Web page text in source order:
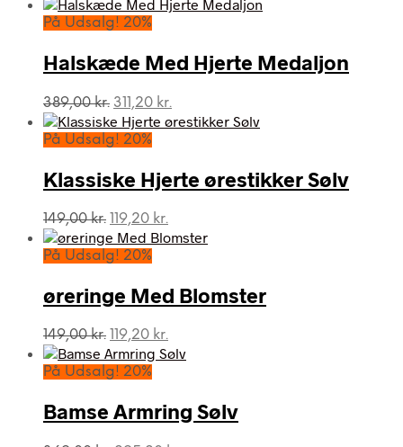
På Udsalg! 20%
Halskæde Med Hjerte Medaljon
389,00kr. Den
oprindelige
pris
389,00 kr..
311,20 kr.
aktuelle
311,20 kr..
På Udsalg! 20%
Klassiske Hjerte ørestikker Sølv
149,00kr. Den
oprindelige
pris
149,00 kr..
119,20 kr.
aktuelle
119,20 kr..
På Udsalg! 20%
øreringe Med Blomster
149,00kr. Den
oprindelige
pris
149,00 kr..
119,20 kr.
aktuelle
119,20 kr..
På Udsalg! 20%
Bamse Armring Sølv